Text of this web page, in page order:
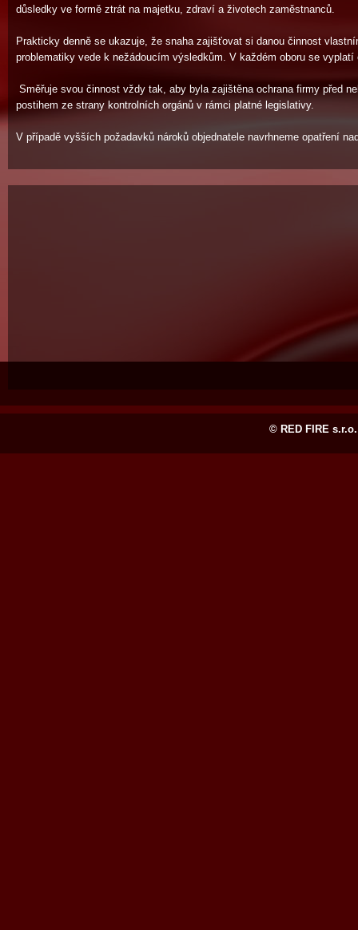
důsledky ve formě ztrát na majetku, zdraví a životech zaměstnanců.
Prakticky denně se ukazuje, že snaha zajišťovat si danou činnost
problematiky vede k nežádoucím výsledkům. V každém oboru se
Směřuje svou činnost vždy tak, aby byla zajištěna ochrana firmy před
postihem ze strany kontrolních orgánů v rámci platné legislativy.
V případě vyšších požadavků nároků objednatele navrhneme opatření
© RED FIRE